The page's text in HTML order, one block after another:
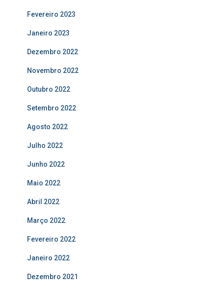
Fevereiro 2023
Janeiro 2023
Dezembro 2022
Novembro 2022
Outubro 2022
Setembro 2022
Agosto 2022
Julho 2022
Junho 2022
Maio 2022
Abril 2022
Março 2022
Fevereiro 2022
Janeiro 2022
Dezembro 2021